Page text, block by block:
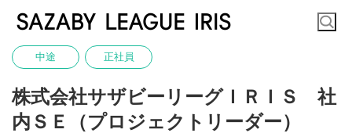
中途 正社員
株式会社サザビーリーグＩＲＩＳ 社
内ＳＥ（プロジェクトリーダー）